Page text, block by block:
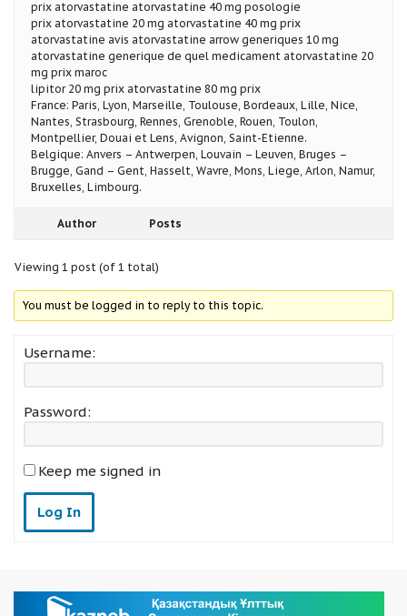
prix atorvastatine atorvastatine 40 mg posologie
prix atorvastatine 20 mg atorvastatine 40 mg prix
atorvastatine avis atorvastatine arrow generiques 10 mg
atorvastatine generique de quel medicament atorvastatine 20
mg prix maroc
lipitor 20 mg prix atorvastatine 80 mg prix
France: Paris, Lyon, Marseille, Toulouse, Bordeaux, Lille, Nice,
Nantes, Strasbourg, Rennes, Grenoble, Rouen, Toulon,
Montpellier, Douai et Lens, Avignon, Saint-Etienne.
Belgique: Anvers – Antwerpen, Louvain – Leuven, Bruges –
Brugge, Gand – Gent, Hasselt, Wavre, Mons, Liege, Arlon, Namur,
Bruxelles, Limbourg.
Author Posts
Viewing 1 post (of 1 total)
You must be logged in to reply to this topic.
Username:
Password:
Keep me signed in
Log In